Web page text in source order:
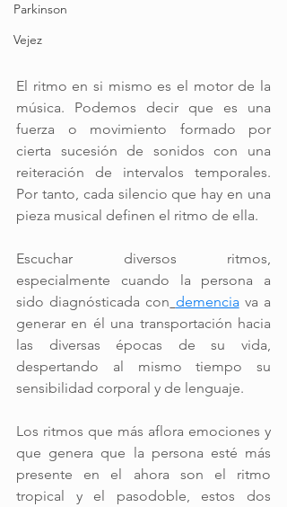
Parkinson
Vejez
El ritmo en si mismo es el motor de la
música. Podemos decir que es una
fuerza o movimiento formado por
cierta sucesión de sonidos con una
reiteración de intervalos temporales.
Por tanto, cada silencio que hay en una
pieza musical definen el ritmo de ella.
Escuchar diversos ritmos,
especialmente cuando la persona a
sido diagnósticada con demencia va a
generar en él una transportación hacia
las diversas épocas de su vida,
despertando al mismo tiempo su
sensibilidad corporal y de lenguaje.
Los ritmos que más aflora emociones y
que genera que la persona esté más
presente en el ahora son el ritmo
tropical y el pasodoble, estos dos